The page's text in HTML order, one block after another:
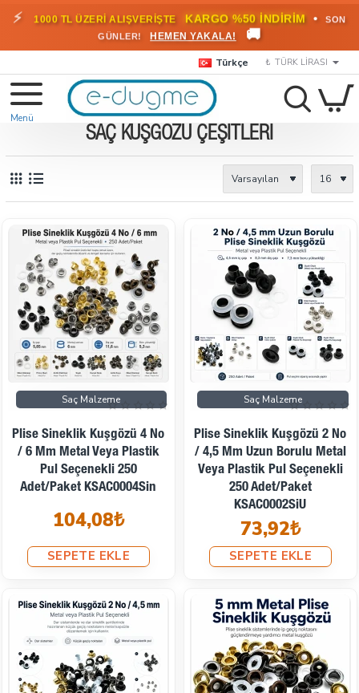
🎁 2000 TL ÜZERİ SİPARİŞLERDE KARGO BEDAVA! •
HEMEN
FAYDALANIN
🚚
Türkçe ₺ TÜRK LIRASI
SAÇ KUŞGÖZÜ ÇEŞITLERI
Saç Malzeme
Plise Sineklik Kuşgözü 4 No
/ 6 Mm Metal Veya Plastik
Pul Seçenekli 250
Adet/Paket KSAC0004Sin
104,08₺
SEPETE EKLE
Saç Malzeme
Plise Sineklik Kuşgözü 2 No
/ 4,5 Mm Uzun Borulu Metal
Veya Plastik Pul Seçenekli
250 Adet/Paket
KSAC0002SiU
73,92₺
SEPETE EKLE